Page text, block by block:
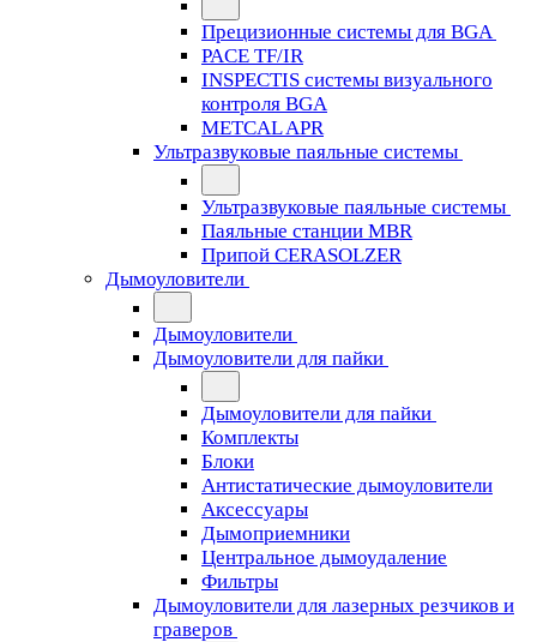
Прецизионные системы для BGA
PACE TF/IR
INSPECTIS системы визуального
контроля BGA
METCAL APR
Ультразвуковые паяльные системы
Ультразвуковые паяльные системы
Паяльные станции MBR
Припой CERASOLZER
Дымоуловители
Дымоуловители
Дымоуловители для пайки
Дымоуловители для пайки
Комплекты
Блоки
Антистатические дымоуловители
Аксессуары
Дымоприемники
Центральное дымоудаление
Фильтры
Дымоуловители для лазерных резчиков и
граверов